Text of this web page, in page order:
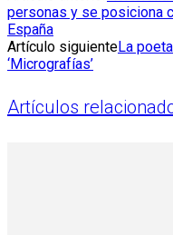
personas y se posiciona
España
Artículo siguienteLa
‘Micrografías’
Artículos